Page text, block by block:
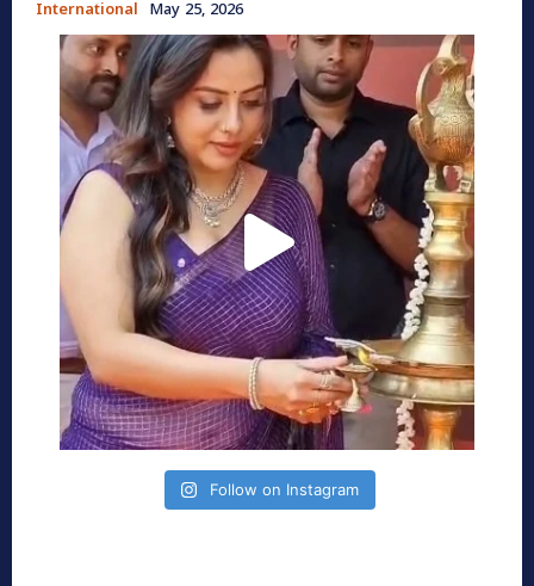
International May 25, 2026
Follow on Instagram